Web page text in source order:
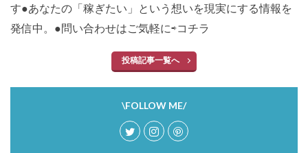
す●あなたの「稼ぎたい」という想いを現実にする情報を
発信中。●問い合わせはご気軽に⇨コチラ
投稿記事一覧へ
\FOLLOW ME/